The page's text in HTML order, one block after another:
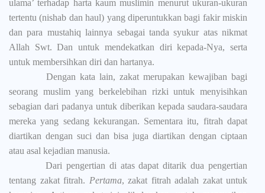
ulama’ terhadap harta kaum muslimin menurut ukuran-ukuran
tertentu (nishab dan haul) yang diperuntukkan bagi fakir miskin
dan para mustahiq lainnya sebagai tanda syukur atas nikmat
Allah Swt. Dan untuk mendekatkan diri kepada-Nya, serta
untuk membersihkan diri dan hartanya.
Dengan kata lain, zakat merupakan kewajiban bagi
seorang muslim yang berkelebihan rizki untuk menyisihkan
sebagian dari padanya untuk diberikan kepada saudara-saudara
mereka yang sedang kekurangan. Sementara itu, fitrah dapat
diartikan dengan suci dan bisa juga diartikan dengan ciptaan
atau asal kejadian manusia.
Dari pengertian di atas dapat ditarik dua pengertian
tentang zakat fitrah. Pertama, zakat fitrah adalah zakat untuk